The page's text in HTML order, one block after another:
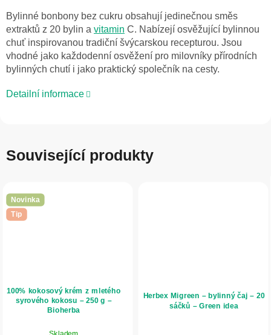
Bylinné bonbony bez cukru obsahují jedinečnou směs
extraktů z 20 bylin a vitamin C. Nabízejí osvěžující bylinnou
chuť inspirovanou tradiční švýcarskou recepturou. Jsou
vhodné jako každodenní osvěžení pro milovníky přírodních
bylinných chutí i jako praktický společník na cesty.
Detailní informace
Související produkty
Novinka
Tip
100% kokosový krém z mletého
syrového kokosu – 250 g –
Bioherba
Herbex Migreen – bylinný čaj – 20
sáčků – Green idea